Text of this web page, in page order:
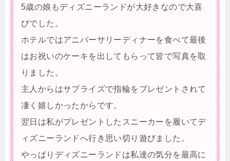
5歳の娘もディズニーランドが大好きなので大喜
びでした。
ホテルではアニバーサリーディナーを食べて最後
はお祝いのケーキを出してもらって皆で写真を取
りました。
主人からはサプライズで指輪をプレゼントされて
凄く嬉しかったからです。
翌日は私がプレゼントしたスニーカーを履いてデ
ィズニーランドへ行き思い切り遊びました。
やっぱりディズニーランドは私達の気分を最高に